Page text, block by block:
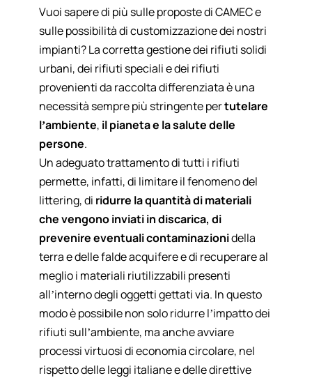
Vuoi sapere di più sulle proposte di CAMEC e
sulle possibilità di customizzazione dei nostri
impianti? La corretta gestione dei rifiuti solidi
urbani, dei rifiuti speciali e dei rifiuti
provenienti da raccolta differenziata è una
necessità sempre più stringente pertutelare
l’ambiente, il pianeta e la salute delle
persone.
Un adeguato trattamento di tutti i rifiuti
permette, infatti, di limitare il fenomeno del
littering, di ridurre la quantità di materiali
che vengono inviati in discarica, di
prevenire eventuali contaminazionidella
terra e delle falde acquifere e di recuperare al
meglio i materiali riutilizzabili presenti
all’interno degli oggetti gettati via. In questo
modo è possibile non solo ridurre l’impatto dei
rifiuti sull’ambiente, ma anche avviare
processi virtuosi dieconomia circolare, nel
rispetto delle leggi italiane e delle direttive